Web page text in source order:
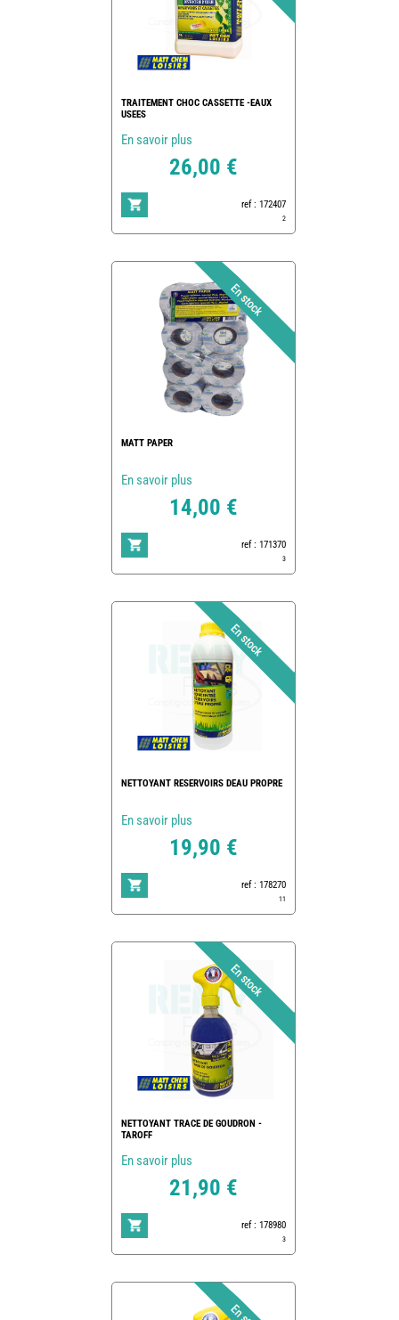
TRAITEMENT CHOC CASSETTE -EAUX
USEES
En savoir plus
26,00 €
ref : 172407
2
MATT PAPER
En savoir plus
14,00 €
ref : 171370
3
NETTOYANT RESERVOIRS DEAU PROPRE
En savoir plus
19,90 €
ref : 178270
11
NETTOYANT TRACE DE GOUDRON -
TAROFF
En savoir plus
21,90 €
ref : 178980
3